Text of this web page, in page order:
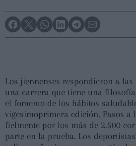
Los jiennenses respondieron a
una carrera que tiene una
el fomento de los hábitos
vigesimoprimera edición, Pasos a
fielmente por los más de 2.500
parte en la prueba. Los